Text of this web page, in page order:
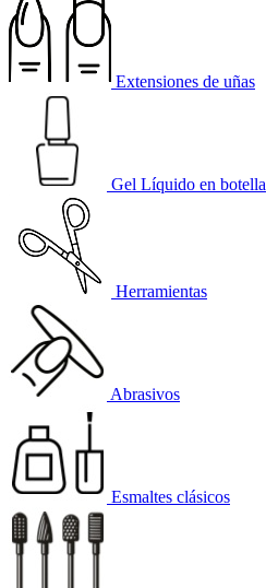
Extensiones de uñas
Gel Líquido en botella
Herramientas
Abrasivos
Esmaltes clásicos